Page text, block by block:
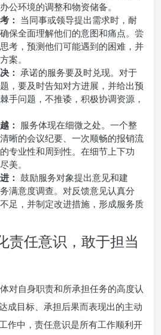
公环境的调整和物资储备。
： 当同事或领导提出需求时，耐
保全面理解他们的意图和痛点。尝
考，预测他们可能遇到的困难，并
案。
： 承诺的服务要及时兑现。对于
，要及时告知对方进展，并给出预
手问题，不推诿，积极协调资源，
： 服务体现在细微之处。一个整
晰的会议纪要、一次顺畅的报销流
专业性和周到性。在细节上下功
美。
： 鼓励服务对象提出意见和建
满意度调查。对反馈意见认真分
足，并制定改进措施，形成服务质
责任意识，敢于担当
对自身职责和所承担任务的高度认
成目标、承担后果而表现出的主动
作中，责任意识是所有工作顺利开